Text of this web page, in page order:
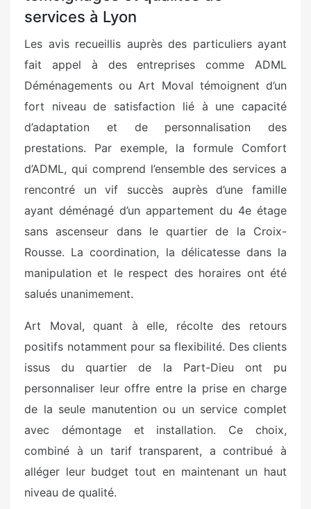
services à Lyon
Les avis recueillis auprès des particuliers ayant
fait appel à des entreprises comme ADML
Déménagements ou Art Moval témoignent d’un
fort niveau de satisfaction lié à une capacité
d’adaptation et de personnalisation des
prestations. Par exemple, la formule Comfort
d’ADML, qui comprend l’ensemble des services a
rencontré un vif succès auprès d’une famille
ayant déménagé d’un appartement du 4e étage
sans ascenseur dans le quartier de la Croix-
Rousse. La coordination, la délicatesse dans la
manipulation et le respect des horaires ont été
salués unanimement.
Art Moval, quant à elle, récolte des retours
positifs notamment pour sa flexibilité. Des clients
issus du quartier de la Part-Dieu ont pu
personnaliser leur offre entre la prise en charge
de la seule manutention ou un service complet
avec démontage et installation. Ce choix,
combiné à un tarif transparent, a contribué à
alléger leur budget tout en maintenant un haut
niveau de qualité.